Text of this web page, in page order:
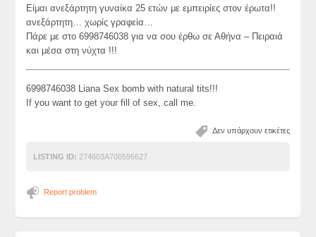
Είμαι ανεξάρτητη γυναίκα 25 ετών με εμπειρίες στον έρωτα!!
ανεξάρτητη… χωρίς γραφεία…
Πάρε με στο 6998746038 για να σου έρθω σε Αθήνα – Πειραιά
και μέσα στη νύχτα !!!
6998746038 Liana Sex bomb with natural tits!!!
If you want to get your fill of sex, call me.
Δεν υπάρχουν ετικέτες
LISTING ID: 274603A700595627
Report problem